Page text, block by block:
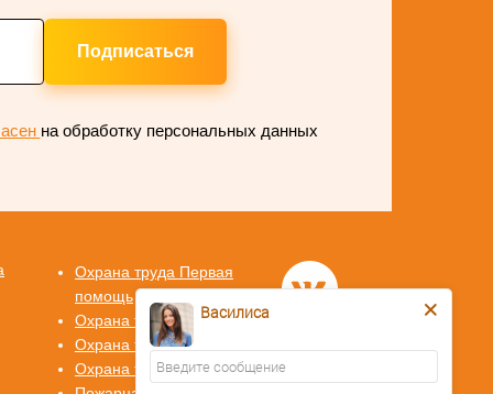
Подписаться
на обработку персональных данных
Охрана труда Первая
помощь
Охрана труда СИЗ
Охрана труда СУОТ
Охрана труда СОУТ
Василиса